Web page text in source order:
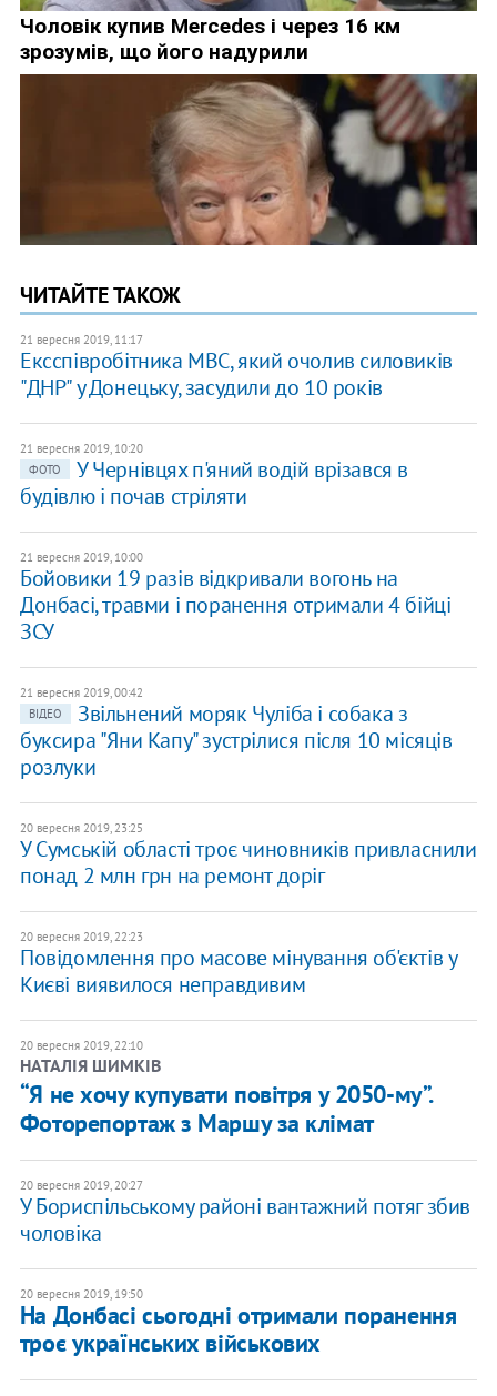
ЧИТАЙТЕ ТАКОЖ
21 вересня 2019, 11:17
Ексспівробітника МВС, який очолив силовиків
"ДНР" у Донецьку, засудили до 10 років
21 вересня 2019, 10:20
ФОТО
У Чернівцях п'яний водій врізався в
будівлю і почав стріляти
21 вересня 2019, 10:00
Бойовики 19 разів відкривали вогонь на
Донбасі, травми і поранення отримали 4 бійці
ЗСУ
21 вересня 2019, 00:42
ВІДЕО
Звільнений моряк Чуліба і собака з
буксира "Яни Капу" зустрілися після 10 місяців
розлуки
20 вересня 2019, 23:25
У Сумській області троє чиновників привласнили
понад 2 млн грн на ремонт доріг
20 вересня 2019, 22:23
Повідомлення про масове мінування об'єктів у
Києві виявилося неправдивим
20 вересня 2019, 22:10
НАТАЛІЯ ШИМКІВ
“Я не хочу купувати повітря у 2050-му”.
Фоторепортаж з Маршу за клімат
20 вересня 2019, 20:27
У Бориспільському районі вантажний потяг збив
чоловіка
20 вересня 2019, 19:50
На Донбасі сьогодні отримали поранення
троє українських військових